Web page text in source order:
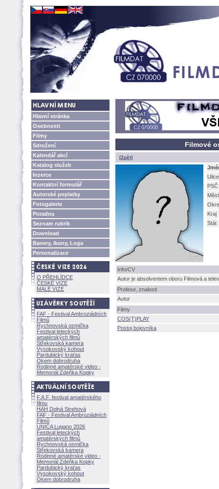
Hlavní stránka
Osobnosti
Filmy
Sdružení
Kalendář akcí
Katalog služeb
Inzerce
Kontaktní formulář
Autorské poplatky
Fotogalerie
Poradna
Seznam rubrik
Download
Banery, Ikony, Loga
Personalizace
O PŘEHLÍDCE
ČESKÉ VIZE
MALÉ VIZE
FAF - Festival Ambroziádních
Filmů
Rychnovská osmička
Festival leteckých
amatérských filmů
Střekovská kamera
Vysokovský kohout
Pardubický kraťas
Okem dobrodruha
Rodinné amatérské video -
Memoriál Zdeňka Kopky
F.A.F. festival amatérského
filmu
HAH Dolná Strehov
FAF - Festival Ambroziádních
Filmů
UNICA Lugano 2026
Festival leteckých
amatérských filmů
Rychnovská osmička
Střekovská kamera
Rodinné amatérské video -
Memoriál Zdeňka Kopky
Pardubický kraťas
Vysokovský kohout
Okem dobrodruha
Filmové
[Zpět]
Ulice
PSČ
Kraj
Stát
Info/CV
Autor je absolventem oboru Filmová a
Profese, znalosti
Autor
Filmy
COS(T)PLAY
Postoj bojovníka